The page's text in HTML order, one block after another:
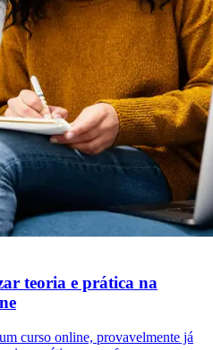
teoria e prática na
curso online, provavelmente já